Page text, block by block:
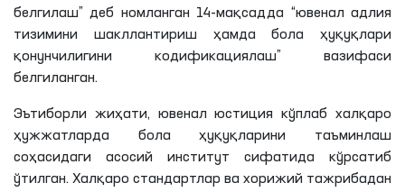
белгилаш” деб номланган 14-мақсадда “ювенал адлия
тизимини шакллантириш ҳамда бола ҳуқуқлари
қонунчилигини кодификациялаш” вазифаси
белгиланган.
Эътиборли жиҳати, ювенал юстиция кўплаб халқаро
ҳужжатларда бола ҳуқуқларини таъминлаш
соҳасидаги асосий институт сифатида кўрсатиб
ўтилган. Халқаро стандартлар ва хорижий тажрибадан